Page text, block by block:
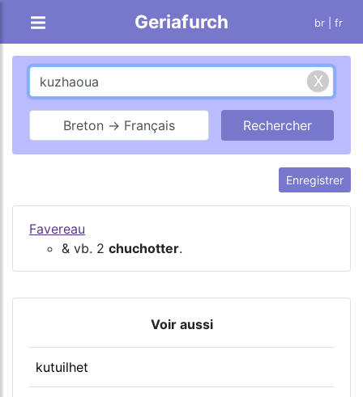
Geriafurch br | fr
Breton → Français
Enregistrer
Favereau
& vb. 2 chuchotter.
Voir aussi
kutuilhet